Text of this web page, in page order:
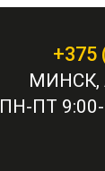
+375
МИНСК,
ПН-ПТ